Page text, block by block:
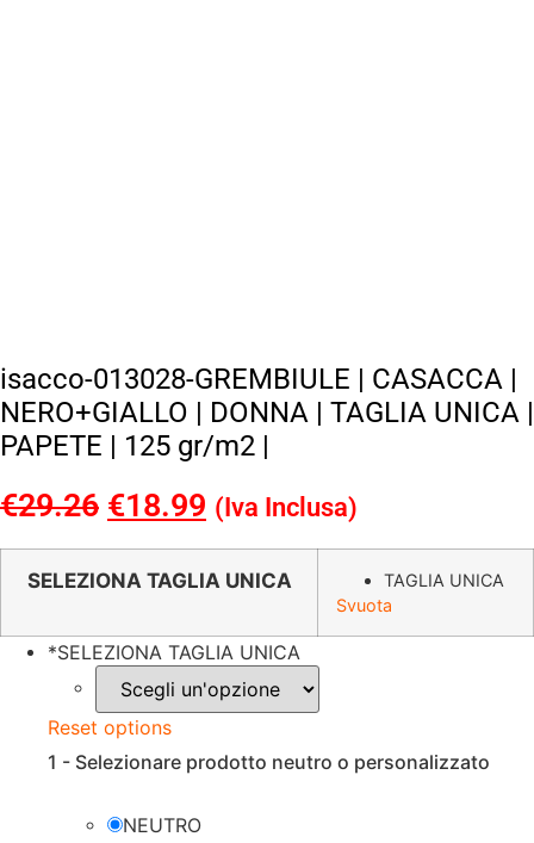
isacco-013028-GREMBIULE | CASACCA |
NERO+GIALLO | DONNA | TAGLIA UNICA |
PAPETE | 125 gr/m2 |
€29.26 Il
prezzo
originale
€29.26.
€18.99 Il
prezzo
attuale
€18.99.
(Iva Inclusa)
SELEZIONA TAGLIA UNICA
TAGLIA UNICA
Svuota
*SELEZIONA TAGLIA UNICA
Reset options
1 - Selezionare prodotto neutro o personalizzato
NEUTRO